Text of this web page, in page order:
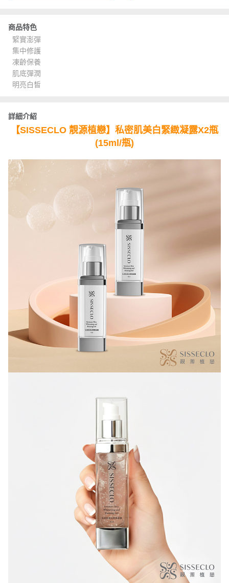
商品特色
緊實澎彈
集中修護
凍齡保養
肌底彈潤
明亮白皙
詳細介紹
【SISSECLO 靚源植戀】私密肌美白緊緻凝露X2瓶
(15ml/瓶)